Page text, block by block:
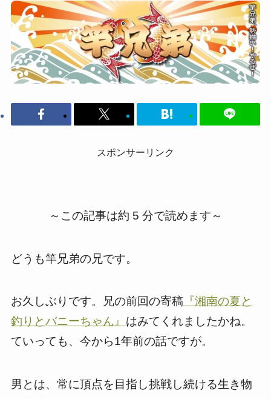
スポンサーリンク
～この記事は約 5 分で読めます～
どうも竿兄弟の兄です。
お久しぶりです。兄の前回の寄稿『湘南の夏と
釣りとバニーちゃん』 はみてくれましたかね。
ていっても、今から1年前の話ですが。
男とは、常に頂点を目指し挑戦し続ける生き物